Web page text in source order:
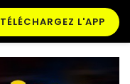
TÉLÉCHARGEZ L'APP